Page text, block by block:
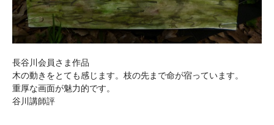
長谷川会員さま作品
木の動きをとても感じます。枝の先まで命が宿っています。
重厚な画面が魅力的です。
谷川講師評